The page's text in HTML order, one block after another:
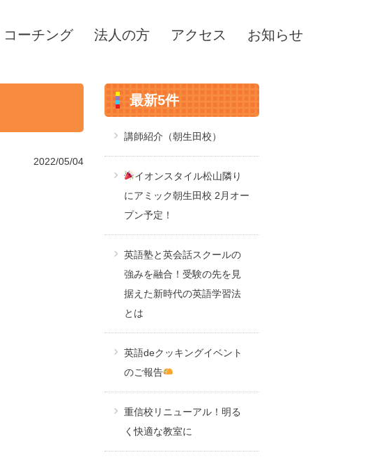
コーチング 法人の方 アクセス お知らせ
2022/05/04
最新5件
講師紹介（朝生田校）
イオンスタイル松山隣り
にアミック朝生田校 2月オー
プン予定！
英語塾と英会話スクールの
強みを融合！受験の先を見
据えた新時代の英語学習法
とは
英語deクッキングイベント
のご報告
重信校リニューアル！明る
く快適な教室に